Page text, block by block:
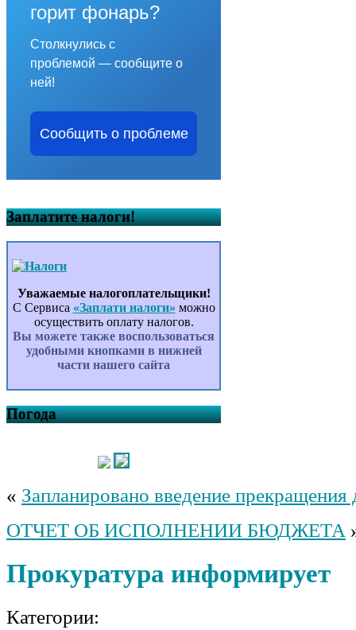
горит фонарь?
Столкнулись с
проблемой — сообщите о
ней!
Сообщить о проблеме
Заплатите налоги!
Уважаемые налогоплательщики!
С Сервиса «Заплати налоги» можно
осуществить оплату налогов.
Вы можете также воспользоваться
удобными кнопками в нижней
части нашего сайта
Погода
« Запланировано введение прекращения
ОТЧЕТ ОБ ИСПОЛНЕНИИ БЮДЖЕТА
Прокуратура информирует
Категории: